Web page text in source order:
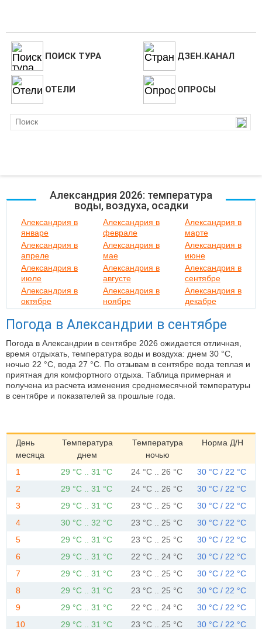
ПОИСК ТУРА ДЗЕН.КАНАЛ
ОТЕЛИ ОПРОСЫ
Александрия 2026: температура
воды, воздуха, осадки
Александрия в
январе
Александрия в
феврале
Александрия в
марте
Александрия в
апреле
Александрия в
мае
Александрия в
июне
Александрия в
июле
Александрия в
августе
Александрия в
сентябре
Александрия в
октябре
Александрия в
ноябре
Александрия в
декабре
Погода в Александрии в сентябре
Погода в Александрии в сентябре 2026 ожидается отличная,
время отдыхать, температура воды и воздуха: днем 30 °C,
ночью 22 °C, вода 27 °C. По отзывам в сентябре вода теплая и
приятная для комфортного отдыха. Таблица примерная и
получена из расчета изменения среднемесячной температуры
в сентябре и показателей за прошлые года.
День
месяца
Температура
днем
Температура
ночью
Норма Д/Н
1 29 °C .. 31 °C 24 °C .. 26 °C
30 °C / 22 °C
2
29 °C .. 31 °C 24 °C .. 26 °C
30 °C / 22 °C
3
29 °C .. 31 °C 23 °C .. 25 °C
30 °C / 22 °C
4
30 °C .. 32 °C 23 °C .. 25 °C
30 °C / 22 °C
5
29 °C .. 31 °C 23 °C .. 25 °C
30 °C / 22 °C
6
29 °C .. 31 °C 22 °C .. 24 °C
30 °C / 22 °C
7
29 °C .. 31 °C 23 °C .. 25 °C
30 °C / 22 °C
8
29 °C .. 31 °C 23 °C .. 25 °C
30 °C / 22 °C
9
29 °C .. 31 °C 22 °C .. 24 °C
30 °C / 22 °C
10
29 °C .. 31 °C 23 °C .. 25 °C 30 °C / 22 °C